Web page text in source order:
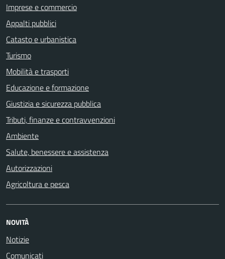
Imprese e commercio
Appalti pubblici
Catasto e urbanistica
Turismo
Mobilità e trasporti
Educazione e formazione
Giustizia e sicurezza pubblica
Tributi, finanze e contravvenzioni
Ambiente
Salute, benessere e assistenza
Autorizzazioni
Agricoltura e pesca
NOVITÀ
Notizie
Comunicati